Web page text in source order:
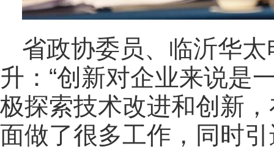
省政协委员、临沂华
升：“创新对企业来说是
极探索技术改进和创新
面做了很多工作，同时